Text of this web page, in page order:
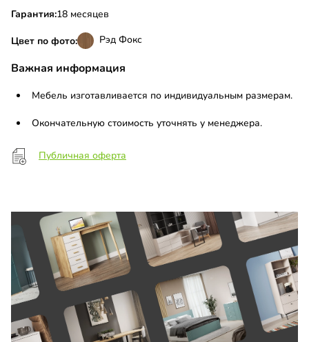
Гарантия:18 месяцев
Цвет по фото: Рэд Фокс
Важная информация
Мебель изготавливается по индивидуальным размерам.
Окончательную стоимость уточнять у менеджера.
Публичная оферта